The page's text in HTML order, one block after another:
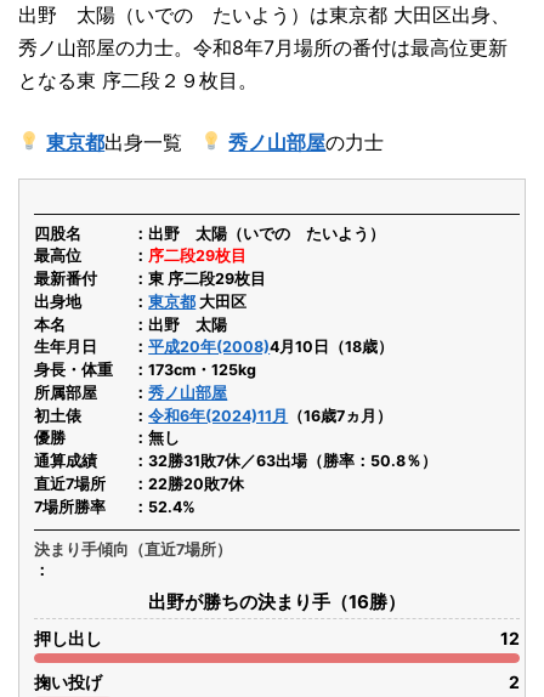
出野 太陽（いでの たいよう）は東京都 大田区出身、
秀ノ山部屋の力士。令和8年7月場所の番付は最高位更新
となる東 序二段２９枚目。
東京都出身一覧 秀ノ山部屋の力士
四股名
出野 太陽（いでの たいよう）
最高位
序二段29枚目
最新番付
東 序二段29枚目
出身地
東京都 大田区
本名
出野 太陽
生年月日
平成20年(2008)4月10日（18歳）
身長・体重
173cm・125kg
所属部屋
秀ノ山部屋
初土俵
令和6年(2024)11月
（16歳7ヵ月）
優勝
無し
通算成績
32勝31敗7休／63出場（勝率：50.8％）
直近7場所
22勝20敗7休
7場所勝率
52.4%
決まり手傾向（直近7場所）
出野が勝ちの決まり手（16勝）
押し出し 12
掬い投げ 2